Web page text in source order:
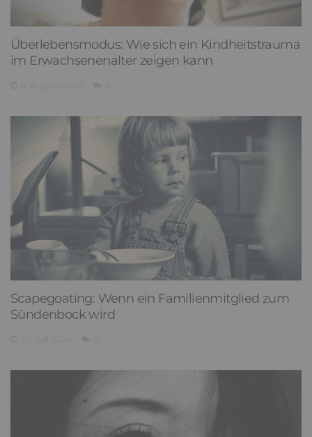
Überlebensmodus: Wie sich ein Kindheitstrauma
im Erwachsenenalter zeigen kann
Scapegoating: Wenn ein Familienmitglied zum
Sündenbock wird